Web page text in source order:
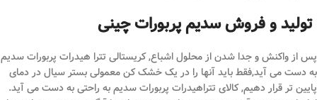
تولید و فروش سدیم پربورات چینی
پس از واکنش و جدا شدن از محلول اشباع, کریستالی تترا هیدرات پربورات سدیم
به دست می آید,فقط باید آنها را در یک خشک کن معمولی بستر سیال در دمای
پایین تر قرار دهیم, کالای تتراهیدرات پربورات سدیم به راحتی به دست می آید.